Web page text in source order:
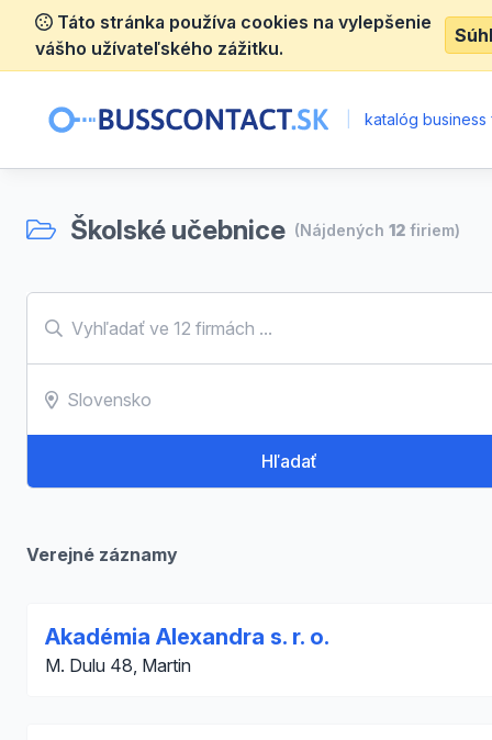
Táto stránka používa cookies na vylepšenie
vášho užívateľského zážitku.
katalóg business
Školské učebnice (Nájdených 12 firiem)
Hľadať
Verejné záznamy
Akadémia Alexandra s. r. o.
M. Dulu 48, Martin